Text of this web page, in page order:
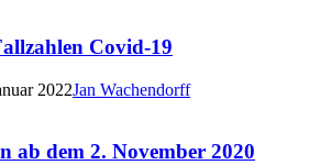
Covid-19
2022Jan Wachendorff
ab dem 2. November 2020